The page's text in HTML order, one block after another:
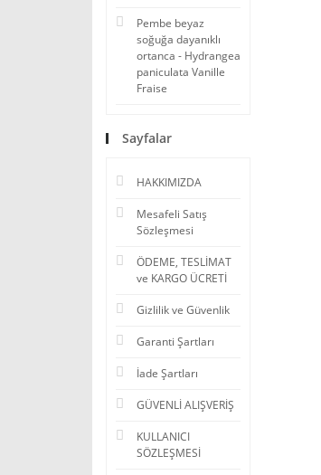
Pembe beyaz
soğuğa dayanıklı
ortanca - Hydrangea
paniculata Vanille
Fraise
Sayfalar
HAKKIMIZDA
Mesafeli Satış
Sözleşmesi
ÖDEME, TESLİMAT
ve KARGO ÜCRETİ
Gizlilik ve Güvenlik
Garanti Şartları
İade Şartları
GÜVENLİ ALIŞVERİŞ
KULLANICI
SÖZLEŞMESİ